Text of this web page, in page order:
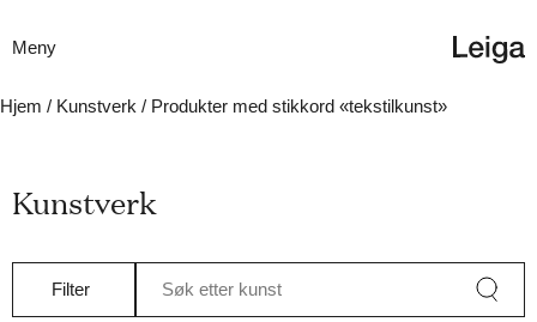
Meny
Hjem / Kunstverk / Produkter med stikkord «tekstilkunst»
Kunstverk
Filter Søk etter kunst